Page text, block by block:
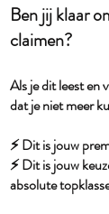
Ben jij klaar
claimen?
Als je dit leest en
dat je niet meer
⚡️ Dit is jouw
⚡️ Dit is jouw
absolute